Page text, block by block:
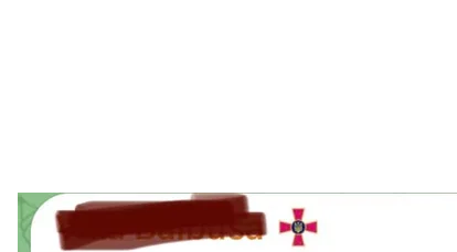
Скриншот листування зі